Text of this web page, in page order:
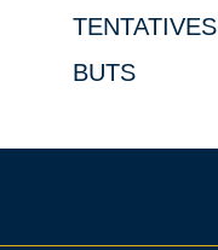
TENTATIVES
BUTS